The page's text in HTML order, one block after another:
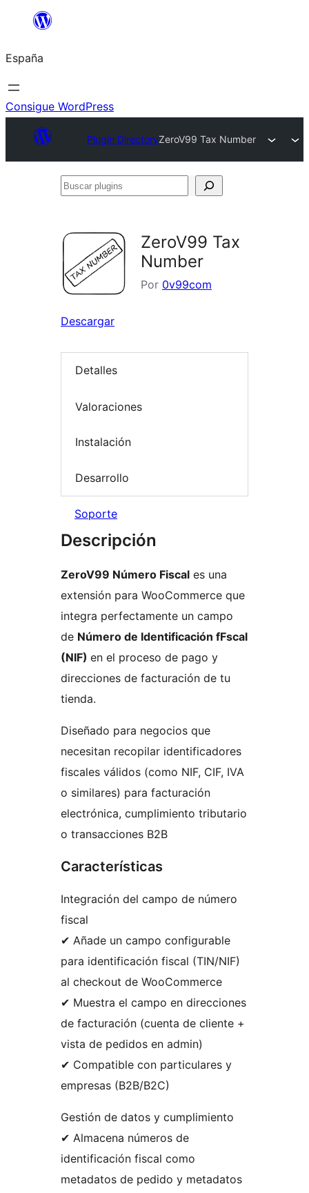
Saltar
contenido
España
Consigue WordPress
Plugin DirectoryZeroV99 Tax Number
Buscar
ZeroV99 Tax
Number
Por 0v99com
Descargar
Detalles
Valoraciones
Instalación
Desarrollo
Soporte
Descripción
ZeroV99 Número Fiscal es una
extensión para WooCommerce que
integra perfectamente un campo
de Número de Identificación fFscal
(NIF) en el proceso de pago y
direcciones de facturación de tu
tienda.
Diseñado para negocios que
necesitan recopilar identificadores
fiscales válidos (como NIF, CIF, IVA
o similares) para facturación
electrónica, cumplimiento tributario
o transacciones B2B
Características
Integración del campo de número
fiscal
✔ Añade un campo configurable
para identificación fiscal (TIN/NIF)
al checkout de WooCommerce
✔ Muestra el campo en direcciones
de facturación (cuenta de cliente +
vista de pedidos en admin)
✔ Compatible con particulares y
empresas (B2B/B2C)
Gestión de datos y cumplimiento
✔ Almacena números de
identificación fiscal como
metadatos de pedido y metadatos